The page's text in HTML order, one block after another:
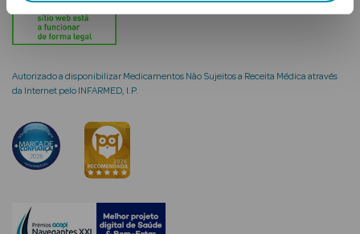
Solares
Autorizado a disponibilizar Medicamentos Não Sujeitos a Receita Médica através
da Internet pelo INFARMED, I.P.